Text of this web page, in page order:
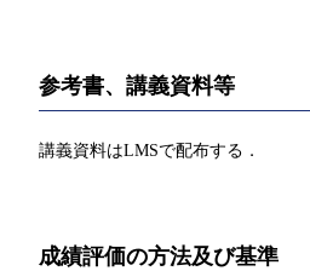
参考書、講義資料等
講義資料はLMSで配布する．
成績評価の方法及び基準